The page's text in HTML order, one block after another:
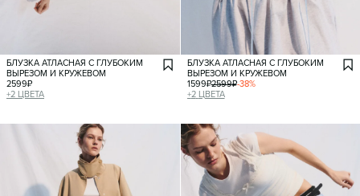
БЛУЗКА АТЛАСНАЯ С ГЛУБОКИМ
ВЫРЕЗОМ И КРУЖЕВОМ
2599₽
+2 ЦВЕТА
БЛУЗКА АТЛАСНАЯ С ГЛУБОКИМ
ВЫРЕЗОМ И КРУЖЕВОМ
1599₽2599₽-38%
+2 ЦВЕТА